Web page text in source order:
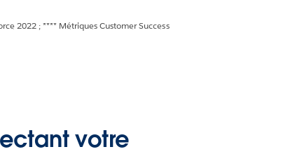
2022 ; **** Métriques Customer Success
votre